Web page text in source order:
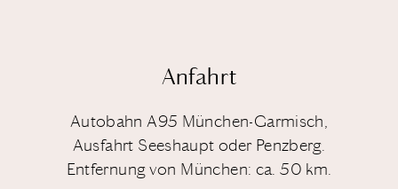
Anfahrt
Autobahn A95 München-Garmisch,
Ausfahrt Seeshaupt oder Penzberg.
Entfernung von München: ca. 50 km.